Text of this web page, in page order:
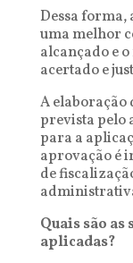
Dessa forma,
uma melhor
alcançado e
acertado e
A elaboração
prevista pelo
para a
aprovação é
de
Quais são as
aplicadas?